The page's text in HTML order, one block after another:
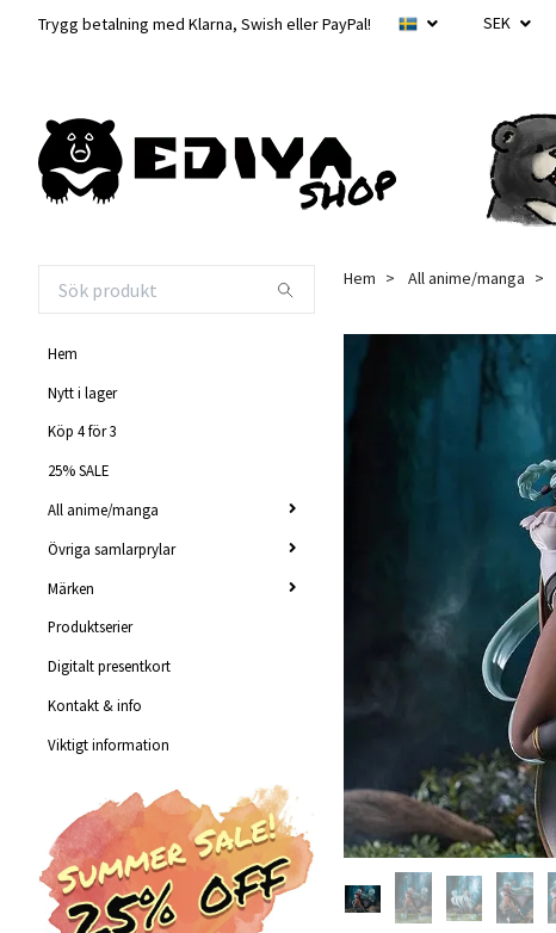
Trygg betalning med Klarna, Swish eller PayPal! SEK
Hem
Nytt i lager
Köp 4 för 3
25% SALE
All anime/manga
Övriga samlarprylar
Märken
Produktserier
Digitalt presentkort
Kontakt & info
Viktigt information
Hem All anime/manga